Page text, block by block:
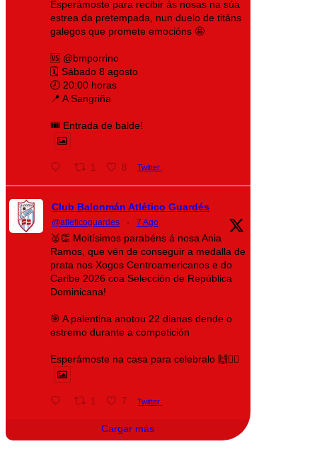
Esperámoste para recibir ás nosas na súa
estrea da pretempada, nun duelo de titáns
galegos que promete emocións 🤩
🆚 @bmporrino
🗓️ Sábado 8 agosto
🕗 20:00 horas
📍 A Sangriña
🎟️ Entrada de balde!
1 8 Twitter
Club Balonmán Atlético Guardés
@atleticoguardes · 7 Ago
🥈👏 Moitísimos parabéns á nosa Ania
Ramos, que vén de conseguir a medalla de
prata nos Xogos Centroamericanos e do
Caribe 2026 coa Selección de República
Dominicana!
🎯 A palentina anotou 22 dianas dende o
estremo durante a competición
Esperámoste na casa para celebralo 🙌❤️‍🔥
1 7 Twitter
Cargar más